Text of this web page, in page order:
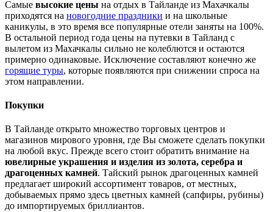
Самые высокие цены на отдых в Тайланде из Махачкалы
приходятся на новогодние праздники и на школьные
каникулы, в это время все популярные отели заняты на 100%.
В остальной период года цены на путевки в Тайланд с
вылетом из Махачкалы сильно не колеблются и остаются
примерно одинаковые. Исключение составляют конечно же
горящие туры, которые появляются при снижении спроса на
этом направлении.
Покупки
В Тайланде открыто множество торговых центров и
магазинов мирового уровня, где Вы сможете сделать покупки
на любой вкус. Прежде всего стоит обратить внимание на
ювелирные украшения и изделия из золота, серебра и
драгоценных камней. Тайский рынок драгоценных камней
предлагает широкий ассортимент товаров, от местных,
добываемых прямо здесь цветных камней (сапфиры, рубины)
до импортируемых бриллиантов.